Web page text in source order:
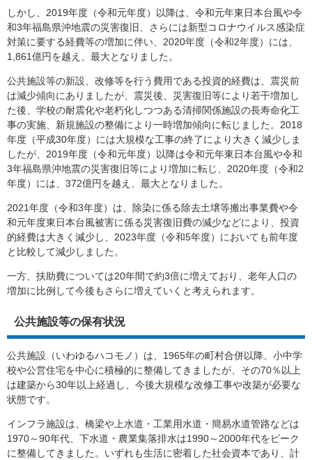
しかし、2019年度（令和元年度）以降は、令和元年東日本台風や令
和3年福島県沖地震の災害復旧、さらには新型コロナウイルス感染症
対策に要する経費等の増加に伴い、2020年度（令和2年度）には、
1,861億円を越え、最大となりました。
公共施設等の新設、改修等を行う費用である投資的経費は、震災前
は減少傾向にありましたが、震災後、災害復旧等により若干増加し
た後、学校の耐震化や老朽化しつつある清掃関係施設の長寿命化工
事の実施、新規施設の整備により一時増加傾向に転じました。2018
年度（平成30年度）には大規模な工事の終了により大きく減少しま
したが、2019年度（令和元年度）以降は令和元年東日本台風や令和
3年福島県沖地震の災害復旧等により増加に転じ、2020年度（令和2
年度）には、372億円を越え、最大となりました。
2021年度（令和3年度）は、除染に係る除去土壌等搬出事業費や令
和元年度東日本台風被害に係る災害復旧費の減少などにより、投資
的経費は大きく減少し、2023年度（令和5年度）においても前年度
と比較して減少しました。
一方、扶助費については20年間で約3倍に増えており、老年人口の
増加に比例して今後もさらに増えていくと考えられます。
公共施設等の保有状況
公共施設（いわゆるハコモノ）は、1965年の町村合併以降、小中学
校や公営住宅を中心に積極的に整備してきましたが、その70％以上
は建築から30年以上経過し、今後大規模な改修工事や改築が必要な
状態です。
インフラ施設は、橋梁や上水道・工業用水道・簡易水道管路などは
1970～90年代、下水道・農業集落排水は1990～2000年代をピーク
に整備してきました。いずれも生活に密着した社会資本であり、計